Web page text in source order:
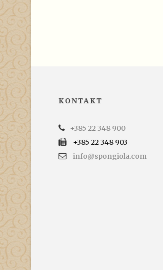
KONTAKT
+385 22 348 900
+385 22 348 903
info@spongiola.com